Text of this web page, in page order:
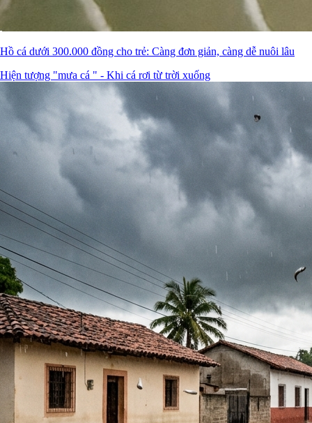
Hồ cá dưới 300.000 đồng cho trẻ: Càng đơn giản, càng dễ nuôi lâu
Hiện tượng "mưa cá " - Khi cá rơi từ trời xuống